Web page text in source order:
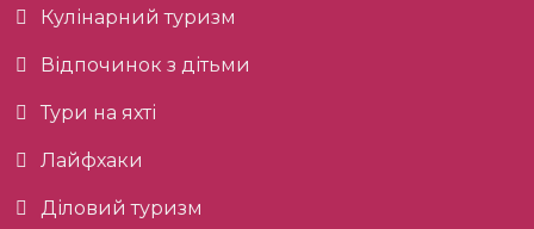
Кулінарний туризм
Відпочинок з дітьми
Тури на яхті
Лайфхаки
Діловий туризм